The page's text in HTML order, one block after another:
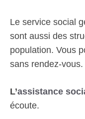
Le service social
sont aussi des
population. Vous
sans rendez-vous.
L’assistance
écoute.